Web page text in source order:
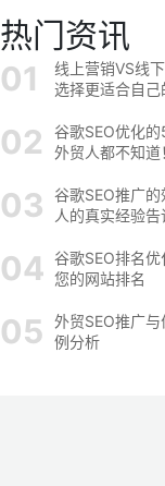
热门资讯
线上营销VS线
选择更适合自
谷歌SEO优化
外贸人都不知道
谷歌SEO推广
人的真实经验告
谷歌SEO排名
您的网站排名
外贸SEO推广
例分析